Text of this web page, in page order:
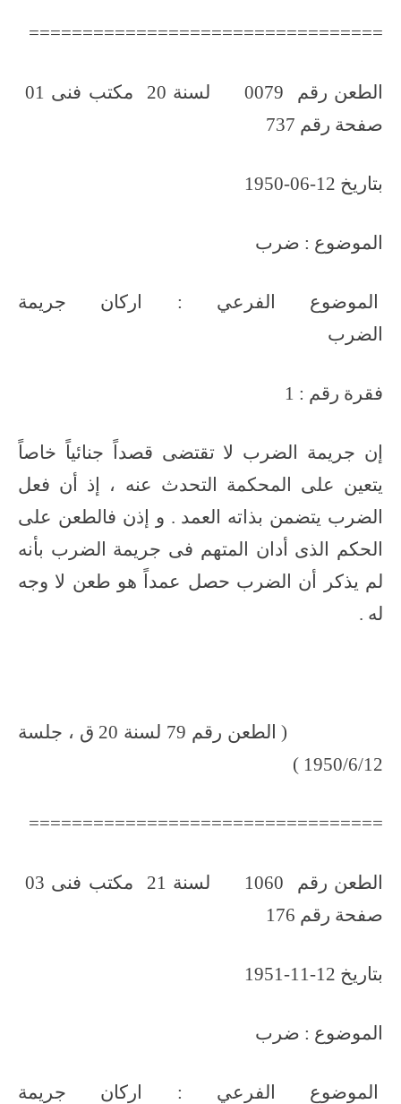
=================================
صفحة رقم 737
بتاريخ 12-06-1950
الموضوع : ضرب
الموضوع الفرعي : اركان جريمة
الضرب
فقرة رقم : 1
إن جريمة الضرب لا تقتضى قصداً جنائياً خاصاً
يتعين على المحكمة التحدث عنه ، إذ أن فعل
الضرب يتضمن بذاته العمد . و إذن فالطعن على
الحكم الذى أدان المتهم فى جريمة الضرب بأنه
لم يذكر أن الضرب حصل عمداً هو طعن لا وجه
له .
( الطعن رقم 79 لسنة 20 ق ، جلسة
1950/6/12 )
=================================
صفحة رقم 176
بتاريخ 12-11-1951
الموضوع : ضرب
الموضوع الفرعي : اركان جريمة